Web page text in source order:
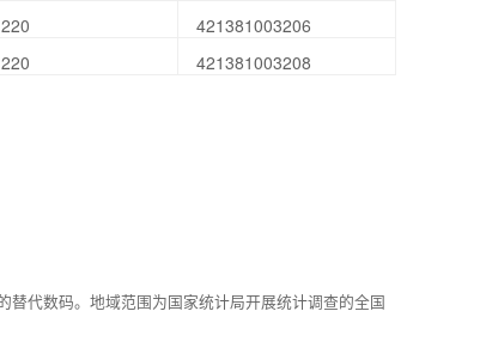
220
421381003206
220
421381003208
代数码。地域范围为国家统计局开展统计调查的全国